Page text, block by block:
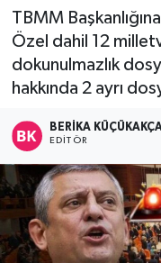
TBMM
Özel dahil 12
dokunulmazlık
hakkında 2 ayrı
BERIKA
EDITÖR
Karabük
Devrek
Bolu
ÇEVRE
BİLİM VE